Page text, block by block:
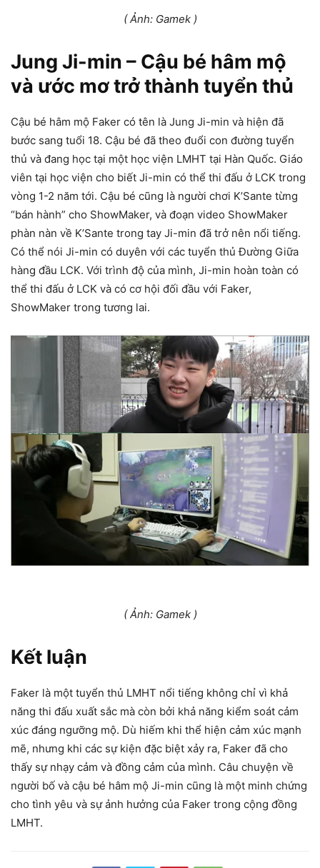
( Ảnh: Gamek )
Jung Ji-min – Cậu bé hâm mộ
và ước mơ trở thành tuyển thủ
Cậu bé hâm mộ Faker có tên là Jung Ji-min và hiện đã
bước sang tuổi 18. Cậu bé đã theo đuổi con đường tuyển
thủ và đang học tại một học viện LMHT tại Hàn Quốc. Giáo
viên tại học viện cho biết Ji-min có thể thi đấu ở LCK trong
vòng 1-2 năm tới. Cậu bé cũng là người chơi K’Sante từng
“bán hành” cho ShowMaker, và đoạn video ShowMaker
phàn nàn về K’Sante trong tay Ji-min đã trở nên nổi tiếng.
Có thể nói Ji-min có duyên với các tuyển thủ Đường Giữa
hàng đầu LCK. Với trình độ của mình, Ji-min hoàn toàn có
thể thi đấu ở LCK và có cơ hội đối đầu với Faker,
ShowMaker trong tương lai.
( Ảnh: Gamek )
Kết luận
Faker là một tuyển thủ LMHT nổi tiếng không chỉ vì khả
năng thi đấu xuất sắc mà còn bởi khả năng kiểm soát cảm
xúc đáng ngưỡng mộ. Dù hiếm khi thể hiện cảm xúc mạnh
mẽ, nhưng khi các sự kiện đặc biệt xảy ra, Faker đã cho
thấy sự nhạy cảm và đồng cảm của mình. Câu chuyện về
người bố và cậu bé hâm mộ Ji-min cũng là một minh chứng
cho tình yêu và sự ảnh hưởng của Faker trong cộng đồng
LMHT.